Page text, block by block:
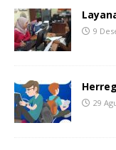
9
29